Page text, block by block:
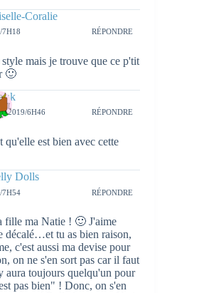
Coralie
RÉPONDRE
mais je trouve que ce p'tit
🙂
2019/6H46 RÉPONDRE
qu'elle est bien avec cette
Dolls
7H54 RÉPONDRE
fille ma Natie ! 🙂 J'aime
décalé…et tu as bien raison,
c'est aussi ma devise pour
on ne s'en sort pas car il faut
aura toujours quelqu'un pour
pas bien" ! Donc, on s'en